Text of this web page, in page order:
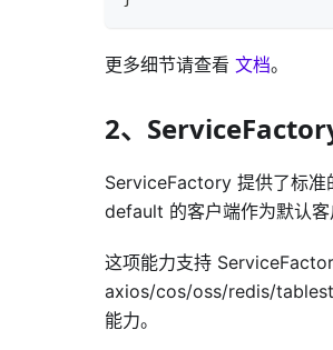
更多细节请查看 文档。
2、
ServiceFactory 提供了标准
default 的客户端作为默认客
这项能力支持
axios/cos/oss/redis/
能力。